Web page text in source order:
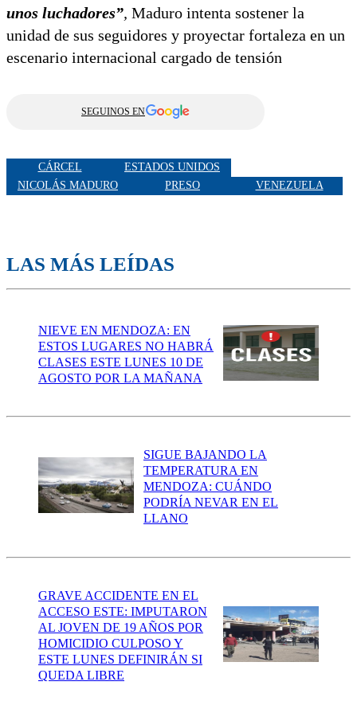
unos luchadores”, Maduro intenta sostener la
unidad de sus seguidores y proyectar fortaleza en un
escenario internacional cargado de tensión
SEGUINOS EN
CÁRCEL
ESTADOS UNIDOS
NICOLÁS MADURO
PRESO VENEZUELA
LAS MÁS LEÍDAS
NIEVE EN MENDOZA: EN
ESTOS LUGARES NO HABRÁ
CLASES ESTE LUNES 10 DE
AGOSTO POR LA MAÑANA
SIGUE BAJANDO LA
TEMPERATURA EN
MENDOZA: CUÁNDO
PODRÍA NEVAR EN EL
LLANO
GRAVE ACCIDENTE EN EL
ACCESO ESTE: IMPUTARON
AL JOVEN DE 19 AÑOS POR
HOMICIDIO CULPOSO Y
ESTE LUNES DEFINIRÁN SI
QUEDA LIBRE